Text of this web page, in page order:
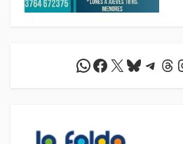
WhatsApp
Facebook
X Bluesky